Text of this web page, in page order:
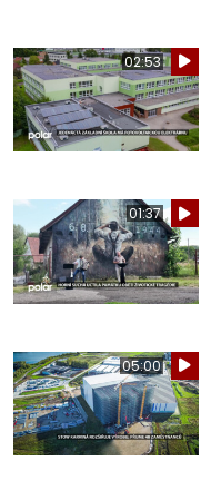
02:53
01:37
05:00